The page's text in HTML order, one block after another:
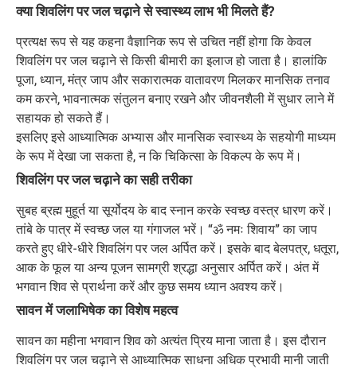
क्या शिवलिंग पर जल चढ़ाने से स्वास्थ्य लाभ भी मिलते हैं?
प्रत्यक्ष रूप से यह कहना वैज्ञानिक रूप से उचित नहीं होगा कि केवल
शिवलिंग पर जल चढ़ाने से किसी बीमारी का इलाज हो जाता है। हालांकि
पूजा, ध्यान, मंत्र जाप और सकारात्मक वातावरण मिलकर मानसिक तनाव
कम करने, भावनात्मक संतुलन बनाए रखने और जीवनशैली में सुधार लाने में
सहायक हो सकते हैं।
इसलिए इसे आध्यात्मिक अभ्यास और मानसिक स्वास्थ्य के सहयोगी माध्यम
के रूप में देखा जा सकता है, न कि चिकित्सा के विकल्प के रूप में।
शिवलिंग पर जल चढ़ाने का सही तरीका
सुबह ब्रह्म मुहूर्त या सूर्योदय के बाद स्नान करके स्वच्छ वस्त्र धारण करें।
तांबे के पात्र में स्वच्छ जल या गंगाजल भरें। “ॐ नमः शिवाय” का जाप
करते हुए धीरे-धीरे शिवलिंग पर जल अर्पित करें। इसके बाद बेलपत्र, धतूरा,
आक के फूल या अन्य पूजन सामग्री श्रद्धा अनुसार अर्पित करें। अंत में
भगवान शिव से प्रार्थना करें और कुछ समय ध्यान अवश्य करें।
सावन में जलाभिषेक का विशेष महत्व
सावन का महीना भगवान शिव को अत्यंत प्रिय माना जाता है। इस दौरान
शिवलिंग पर जल चढ़ाने से आध्यात्मिक साधना अधिक प्रभावी मानी जाती